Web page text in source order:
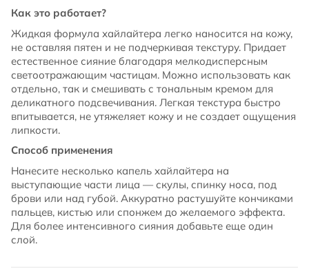
Как это работает?
Жидкая формула хайлайтера легко наносится на кожу,
не оставляя пятен и не подчеркивая текстуру. Придает
естественное сияние благодаря мелкодисперсным
светоотражающим частицам. Можно использовать как
отдельно, так и смешивать с тональным кремом для
деликатного подсвечивания. Легкая текстура быстро
впитывается, не утяжеляет кожу и не создает ощущения
липкости.
Способ применения
Нанесите несколько капель хайлайтера на
выступающие части лица — скулы, спинку носа, под
брови или над губой. Аккуратно растушуйте кончиками
пальцев, кистью или спонжем до желаемого эффекта.
Для более интенсивного сияния добавьте еще один
слой.